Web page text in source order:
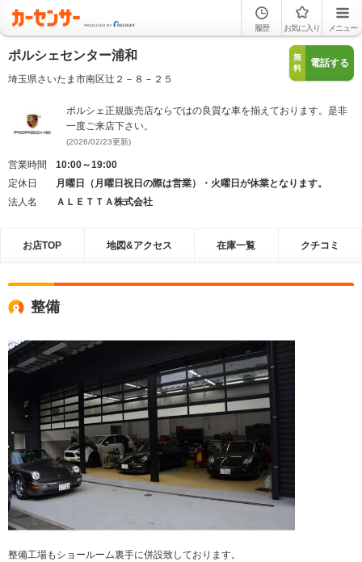
履歴 お気に入り メニュー
ポルシェセンター浦和
埼玉県さいたま市南区辻２－８－２５
無
料
電話する
ポルシェ正規販売店ならではの良質な車を揃えております。是非
一度ご来店下さい。
(2026/02/23更新)
営業時間
10:00～19:00
定休日
月曜日（月曜日祝日の際は営業）・火曜日が休業となります。
法人名
ＡＬＥＴＴＡ株式会社
お店TOP 地図&アクセス 在庫一覧 クチコミ
整備
整備工場もショールーム裏手に併設致しております。